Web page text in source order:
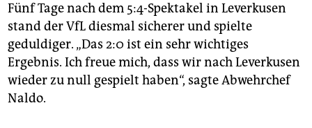
Fünf Tage nach dem 5:4-Spektakel in Leverkusen
stand der VfL diesmal sicherer und spielte
geduldiger. „Das 2:0 ist ein sehr wichtiges
Ergebnis. Ich freue mich, dass wir nach Leverkusen
wieder zu null gespielt haben“, sagte Abwehrchef
Naldo.